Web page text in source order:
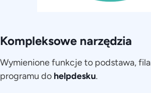
Kompleksowe narzędzia
Wymienione funkcje to podstawa,
programu do helpdesku.